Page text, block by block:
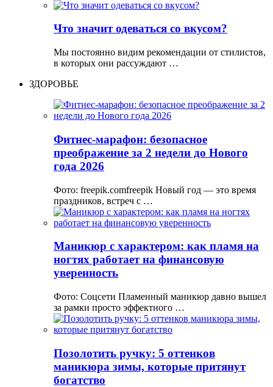
Что значит одеваться со вкусом?
Мы постоянно видим рекомендации от стилистов,
в которых они рассуждают …
ЗДОРОВЬЕ
Фитнес-марафон: безопасное
преображение за 2 недели до Нового
года 2026
Фото: freepik.comfreepik Новый год — это время
праздников, встреч с …
Маникюр с характером: как пламя на
ногтях работает на финансовую
уверенность
Фото: Соцсети Пламенный маникюр давно вышел
за рамки просто эффектного …
Позолотить ручку: 5 оттенков
маникюра зимы, которые притянут
богатство